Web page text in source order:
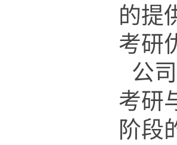
的提
考研
公
考研
阶段